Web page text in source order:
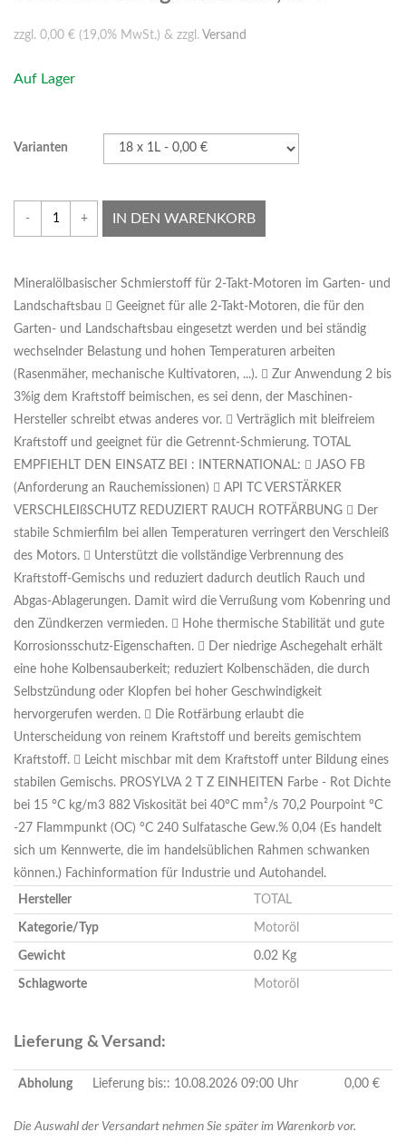
zzgl. 0,00 € (19,0% MwSt.) & zzgl. Versand
Auf Lager
Varianten
- + IN DEN WARENKORB
Mineralölbasischer Schmierstoff für 2-Takt-Motoren im Garten- und
Landschaftsbau  Geeignet für alle 2-Takt-Motoren, die für den
Garten- und Landschaftsbau eingesetzt werden und bei ständig
wechselnder Belastung und hohen Temperaturen arbeiten
(Rasenmäher, mechanische Kultivatoren, ...).  Zur Anwendung 2 bis
3%ig dem Kraftstoff beimischen, es sei denn, der Maschinen-
Hersteller schreibt etwas anderes vor.  Verträglich mit bleifreiem
Kraftstoff und geeignet für die Getrennt-Schmierung. TOTAL
EMPFIEHLT DEN EINSATZ BEI : INTERNATIONAL:  JASO FB
(Anforderung an Rauchemissionen)  API TC VERSTÄRKER
VERSCHLEIßSCHUTZ REDUZIERT RAUCH ROTFÄRBUNG  Der
stabile Schmierfilm bei allen Temperaturen verringert den Verschleiß
des Motors.  Unterstützt die vollständige Verbrennung des
Kraftstoff-Gemischs und reduziert dadurch deutlich Rauch und
Abgas-Ablagerungen. Damit wird die Verrußung vom Kobenring und
den Zündkerzen vermieden.  Hohe thermische Stabilität und gute
Korrosionsschutz-Eigenschaften.  Der niedrige Aschegehalt erhält
eine hohe Kolbensauberkeit; reduziert Kolbenschäden, die durch
Selbstzündung oder Klopfen bei hoher Geschwindigkeit
hervorgerufen werden.  Die Rotfärbung erlaubt die
Unterscheidung von reinem Kraftstoff und bereits gemischtem
Kraftstoff.  Leicht mischbar mit dem Kraftstoff unter Bildung eines
stabilen Gemischs. PROSYLVA 2 T Z EINHEITEN Farbe - Rot Dichte
bei 15 °C kg/m3 882 Viskosität bei 40°C mm²/s 70,2 Pourpoint °C
-27 Flammpunkt (OC) °C 240 Sulfatasche Gew.% 0,04 (Es handelt
sich um Kennwerte, die im handelsüblichen Rahmen schwanken
können.) Fachinformation für Industrie und Autohandel.
Hersteller TOTAL
Kategorie/Typ Motoröl
Gewicht 0.02 Kg
Schlagworte Motoröl
Lieferung & Versand:
Abholung Lieferung bis:: 10.08.2026 09:00 Uhr 0,00 €
Die Auswahl der Versandart nehmen Sie später im Warenkorb vor.